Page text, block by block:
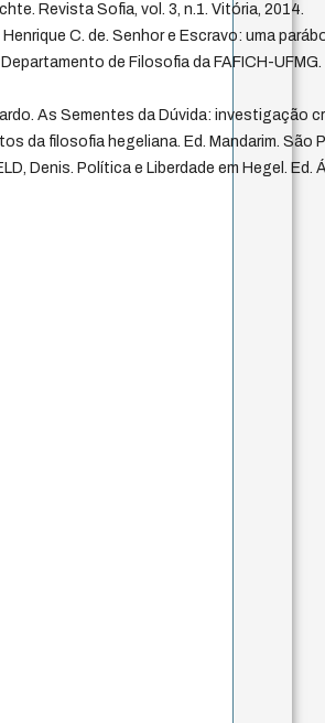
Revista Sofia, vol. 3, n.1. Vitória, 2014.
Henrique C. de. Senhor e Escravo: uma
de Filosofia da FAFICH-
As Sementes da Dúvida: investigação
da filosofia hegeliana. Ed. Mandarim. São
Denis. Política e Liberdade em Hegel. Ed.